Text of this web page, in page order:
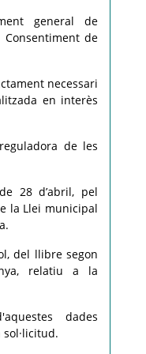
general de
Consentiment de
necessari
en interès
de les
28 d’abril, pel
la Llei municipal
del llibre segon
relatiu a la
dades